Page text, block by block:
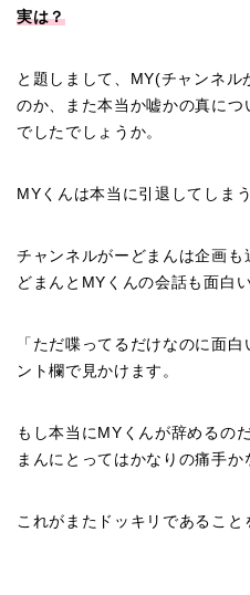
実は？
と題しまして、MY(チャンネ
のか、また本当か嘘かの真に
でしたでしょうか。
MYくんは本当に引退してしま
チャンネルがーどまんは企画
どまんとMYくんの会話も面白
「ただ喋ってるだけなのに面
ント欄で見かけます。
もし本当にMYくんが辞めるの
まんにとってはかなりの痛手か
これがまたドッキリであること